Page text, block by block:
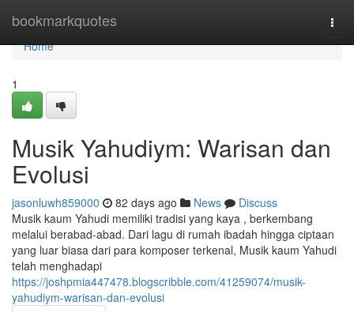
bookmarkquotes
Home
Home
1
Musik Yahudiym: Warisan dan
Evolusi
jasonluwh859000 82 days ago News
Discuss
Musik kaum Yahudi memiliki tradisi yang kaya , berkembang
melalui berabad-abad. Dari lagu di rumah ibadah hingga ciptaan
yang luar biasa dari para komposer terkenal, Musik kaum Yahudi
telah menghadapi
https://joshpmia447478.blogscribble.com/41259074/musik-
yahudiym-warisan-dan-evolusi